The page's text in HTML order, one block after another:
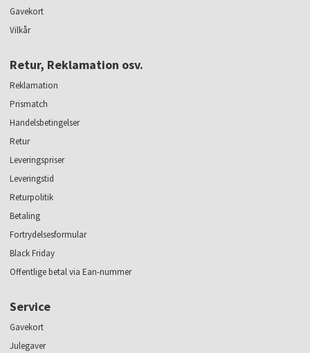
Gavekort
Vilkår
Retur, Reklamation osv.
Reklamation
Prismatch
Handelsbetingelser
Retur
Leveringspriser
Leveringstid
Returpolitik
Betaling
Fortrydelsesformular
Black Friday
Offentlige betal via Ean-nummer
Service
Gavekort
Julegaver